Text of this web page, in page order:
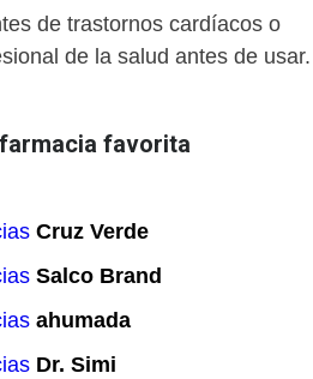
de trastornos cardíacos o
de la salud antes de usar.
favorita
Cruz Verde
Salco Brand
ahumada
Dr. Simi